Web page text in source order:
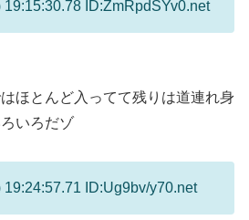
ID:ZmRpdSYv0.net
ほとんど入ってて残りは道連れ身
いろだゾ
ID:Ug9bv/y70.net